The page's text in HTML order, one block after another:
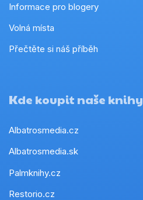
Informace pro blogery
Volná místa
Přečtěte si náš příběh
Kde koupit naše knihy
Albatrosmedia.cz
Albatrosmedia.sk
Palmknihy.cz
Restorio.cz